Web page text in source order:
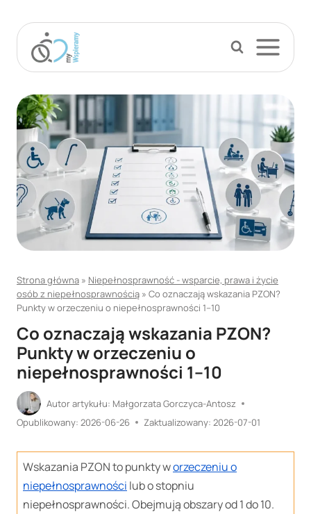
Strona główna » Niepełnosprawność - wsparcie, prawa i życie
osób z niepełnosprawnością » Co oznaczają wskazania PZON?
Punkty w orzeczeniu o niepełnosprawności 1–10
Co oznaczają wskazania PZON?
Punkty w orzeczeniu o
niepełnosprawności 1–10
Autor artykułu: Małgorzata Gorczyca-Antosz
Opublikowany: 2026-06-26 Zaktualizowany: 2026-07-01
Wskazania PZON to punkty worzeczeniu o
niepełnosprawności lub o stopniu
niepełnosprawności. Obejmują obszary od 1 do 10.